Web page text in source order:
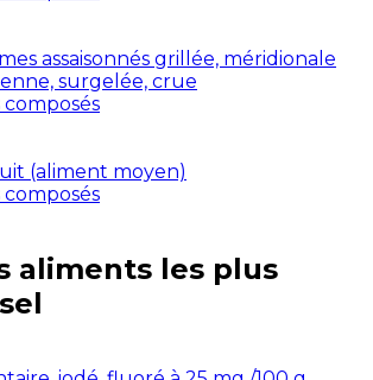
assaisonnés grillée, méridionale
surgelée, crue
(aliment moyen)
aliments les plus
sel